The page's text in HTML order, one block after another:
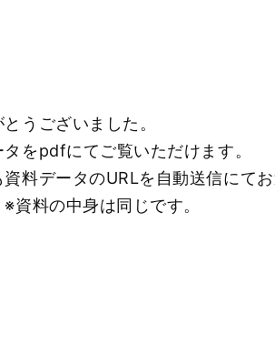
うございました。
タをpdfにてご覧いただけます。
料データのURLを 自動送信にて
※資料の中身は同じです。